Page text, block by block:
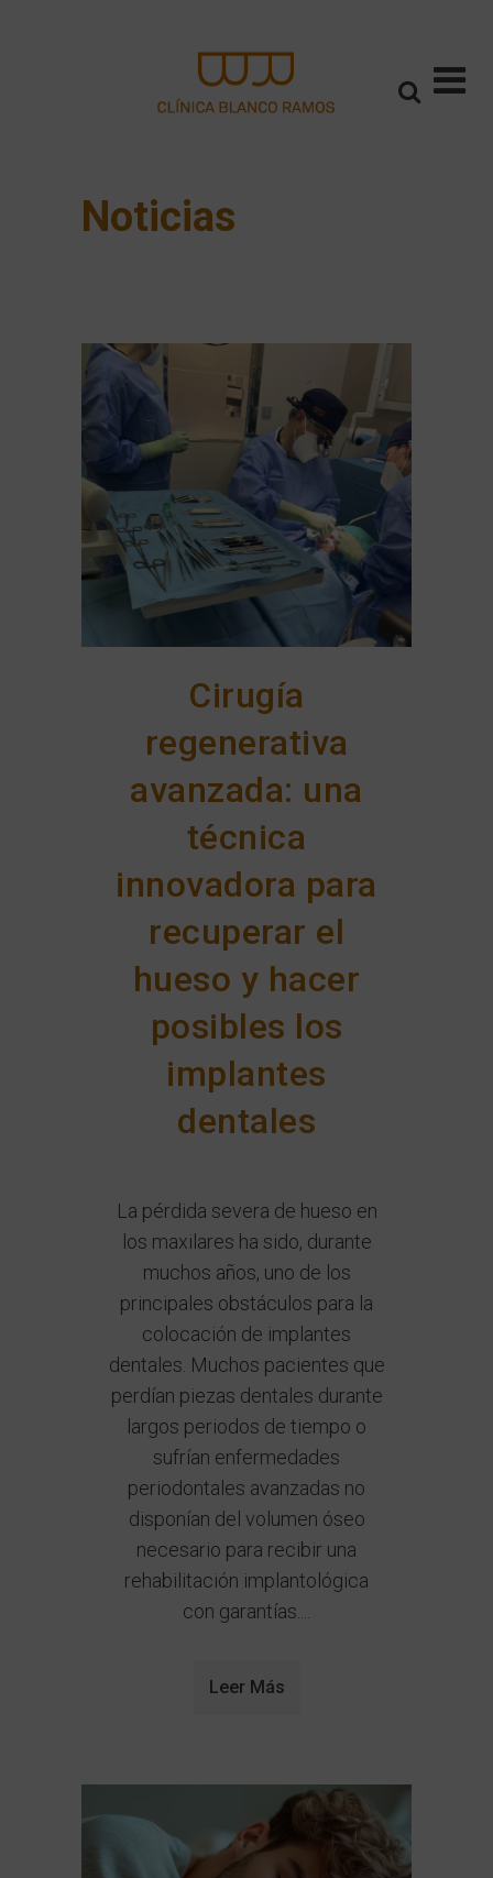
Noticias
Cirugía
regenerativa
avanzada: una
técnica
innovadora para
recuperar el
hueso y hacer
posibles los
implantes
dentales
La pérdida severa de hueso en
los maxilares ha sido, durante
muchos años, uno de los
principales obstáculos para la
colocación de implantes
dentales. Muchos pacientes que
perdían piezas dentales durante
largos periodos de tiempo o
sufrían enfermedades
periodontales avanzadas no
disponían del volumen óseo
necesario para recibir una
rehabilitación implantológica
con garantías....
Leer Más